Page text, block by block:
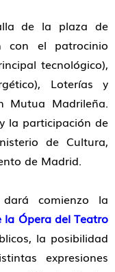
de la plaza de
con el patrocinio
tecnológico),
Loterías y
Mutua Madrileña.
la participación de
de Cultura,
de Madrid.
comienzo la
la Ópera del Teatro
la posibilidad
expresiones